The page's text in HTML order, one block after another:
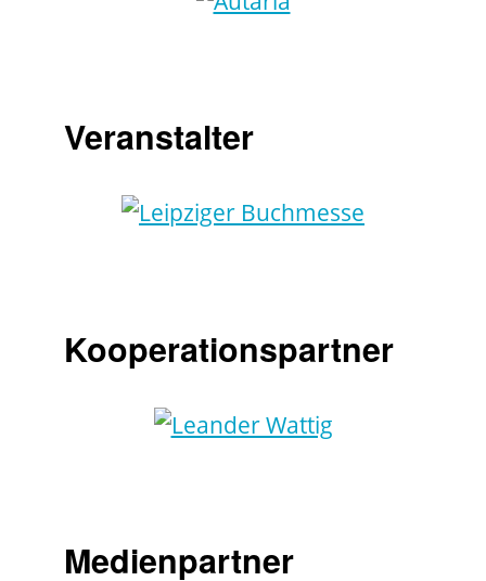
Veranstalter
Kooperationspartner
Medienpartner